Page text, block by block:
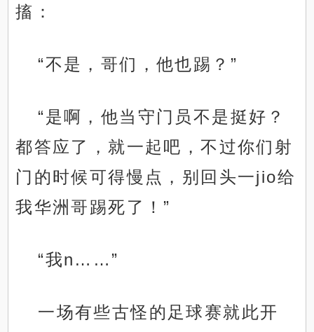
搐：
“不是，哥们，他也踢？”
“是啊，他当守门员不是挺好？
都答应了，就一起吧，不过你们射
门的时候可得慢点，别回头一jio给
我华洲哥踢死了！”
“我n……”
一场有些古怪的足球赛就此开